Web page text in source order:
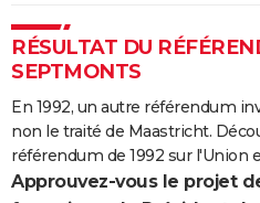
RÉSULTAT DU
SEPTMONTS
En 1992, un autre référendum
non le traité de Maastricht.
référendum de 1992 sur l'Union
Approuvez-vous le projet